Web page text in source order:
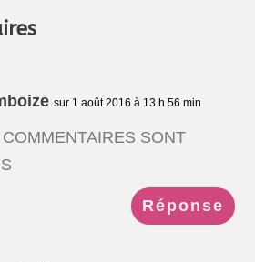
sur 1 août 2016 à 13 h 56 min
SONT
Réponse